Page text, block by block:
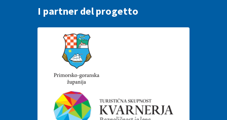
I partner del progetto